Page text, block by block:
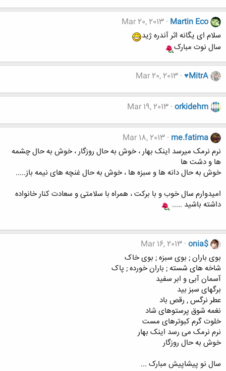
Martin Eco
Mar 20, 2013
سلام ای یگانه اثر آندره ژید
سال نوت مبارک
♥MitrA
Mar 20, 2013
orkidehm
Mar 19, 2013
me.fatima
Mar 18, 2013
نرم نرمک میرسد اینک بهار ، خوش به حال روزگار ، خوش به حال چشمه
ها و دشت ها
خوش به حال دانه ها و سبزه ها ، خوش به حال غنچه های نیمه باز.....
امیدوارم سال خوب و با برکت ، همراه با سلامتی و سعادت کنار خانواده
داشته باشید .....
onia$
Mar 16, 2013
بوی باران ; بوی سبزه ; بوی خاک
شاخه های شسته ; باران خورده ; پاک
آسمان آبی و ابر سفید
برگهای سبز بید
عطر نرگس , رقص باد
نغمه شوق پرستوهای شاد
خلوت گرم کبوترهای مست
نرم نرمک می رسد اینک بهار
خوش به حال روزگار
سال نو پیشاپیش مبارک ...